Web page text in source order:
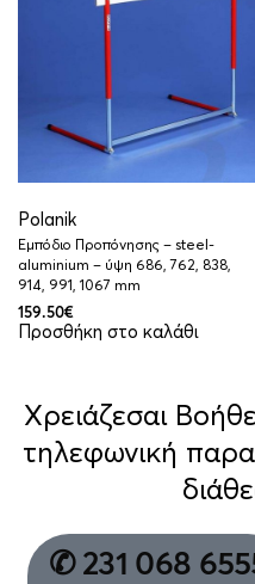
Polanik
Εμπόδιο Προπόνησης – steel-
aluminium – ύψη 686, 762, 838,
914, 991, 1067 mm
159.50€
Προσθήκη στο καλάθι
Χρειάζεσαι
τηλεφωνική
✆ 231 068